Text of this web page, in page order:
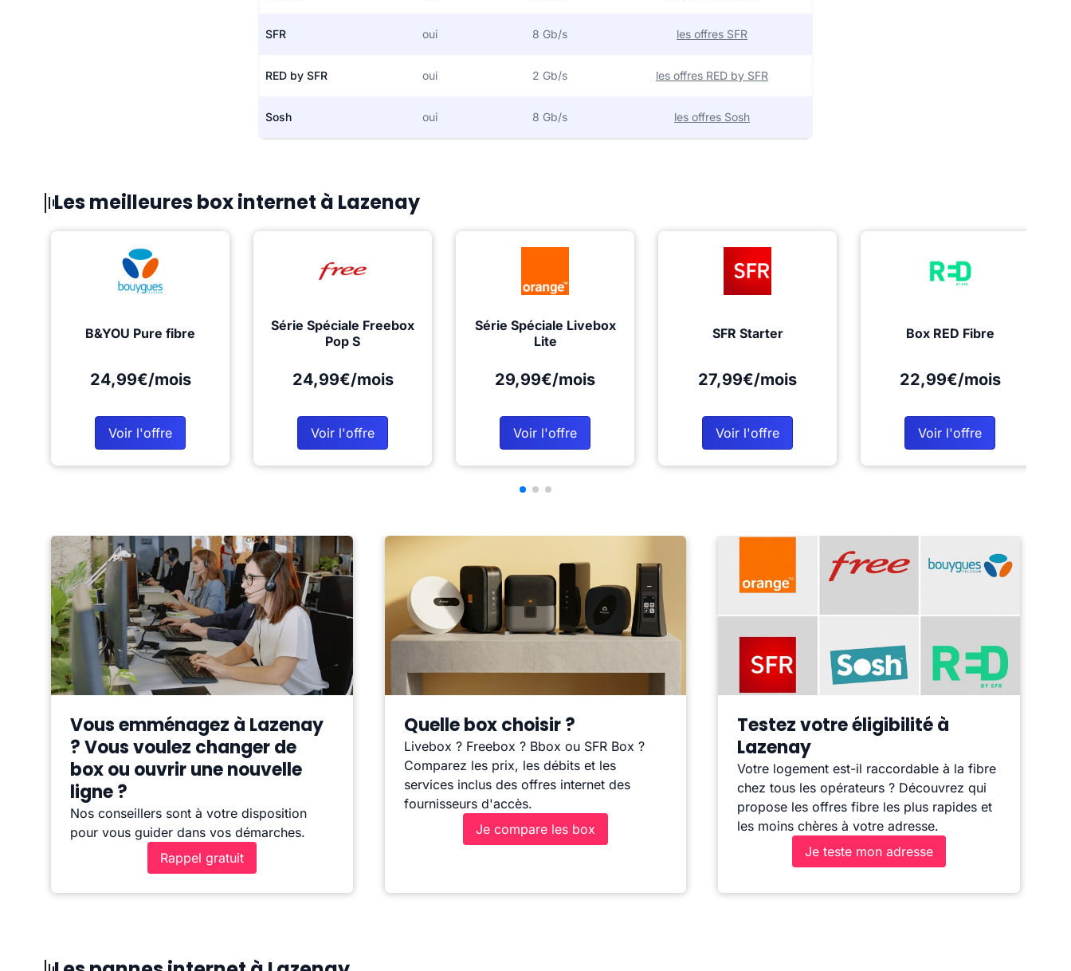
SFR oui 8 Gb/s les offres SFR
RED by SFR oui 2 Gb/s les offres RED by SFR
Sosh oui 8 Gb/s les offres Sosh
Les meilleures box internet à Lazenay
B&YOU Pure fibre
24,99€/mois
Voir l'offre
Série Spéciale Freebox
Pop S
24,99€/mois
Voir l'offre
Série Spéciale Livebox
Lite
29,99€/mois
Voir l'offre
SFR Starter
27,99€/mois
Voir l'offre
Box RED Fibre
22,99€/mois
Voir l'offre
Vous emménagez à Lazenay
? Vous voulez changer de
box ou ouvrir une nouvelle
ligne ?
Nos conseillers sont à votre disposition
pour vous guider dans vos démarches.
Rappel gratuit
Quelle box choisir ?
Livebox ? Freebox ? Bbox ou SFR Box ?
Comparez les prix, les débits et les
services inclus des offres internet des
fournisseurs d'accès.
Je compare les box
Testez votre éligibilité à
Lazenay
Votre logement est-il raccordable à la fibre
chez tous les opérateurs ? Découvrez qui
propose les offres fibre les plus rapides et
les moins chères à votre adresse.
Je teste mon adresse